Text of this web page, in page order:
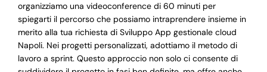
organizziamo una videoconference di 60 minuti per
spiegarti il percorso che possiamo intraprendere insieme in
merito alla tua richiesta di Sviluppo App gestionale cloud
Napoli. Nei progetti personalizzati, adottiamo il metodo di
lavoro a sprint. Questo approccio non solo ci consente di